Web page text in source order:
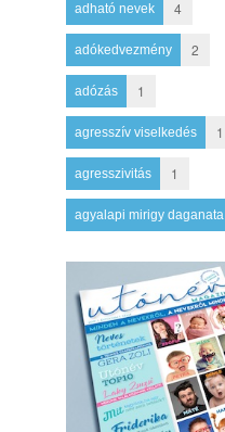
adható nevek 4
adókedvezmény 2
adózás 1
agresszív viselkedés 1
agresszivitás 1
agyalapi mirigy daganata